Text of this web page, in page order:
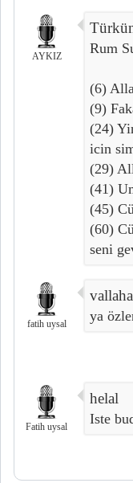
AYKIZ Rum
(6)
(9)
(24)
icin
(29)
(41)
(45)
(60)
seni
fatih uysal ya
Fatih uysal
helal
Iste